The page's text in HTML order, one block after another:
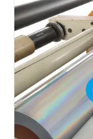
This material
...